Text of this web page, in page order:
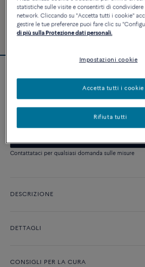
Anello di fidanzamento
Prezzo su richiesta
Contattataci per qualsiasi domanda sulle misure
DESCRIZIONE
DETTAGLI
CONSIGLI PER LA CURA
statistiche sulle visite e consentirti di condividere
network. Cliccando su "Accetta tutti i cookie"
gestire le tue preferenze puoi fare clic su
di più sulla Protezione dati personali.
Impostazioni cookie
Rifiuta tutti
Accetta tutti i cookie